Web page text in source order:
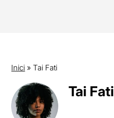
Inici »Tai Fati
Tai Fati